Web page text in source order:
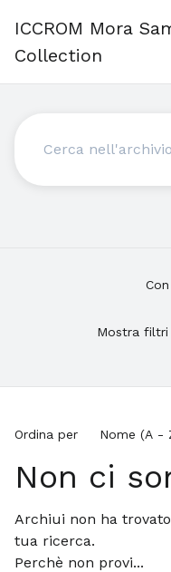
ICCROM Mora
Collection
Cerca
Mostra filtri
Ordina per Nome (A -
Non ci
Archiui non ha
tua ricerca.
Perchè non provi...